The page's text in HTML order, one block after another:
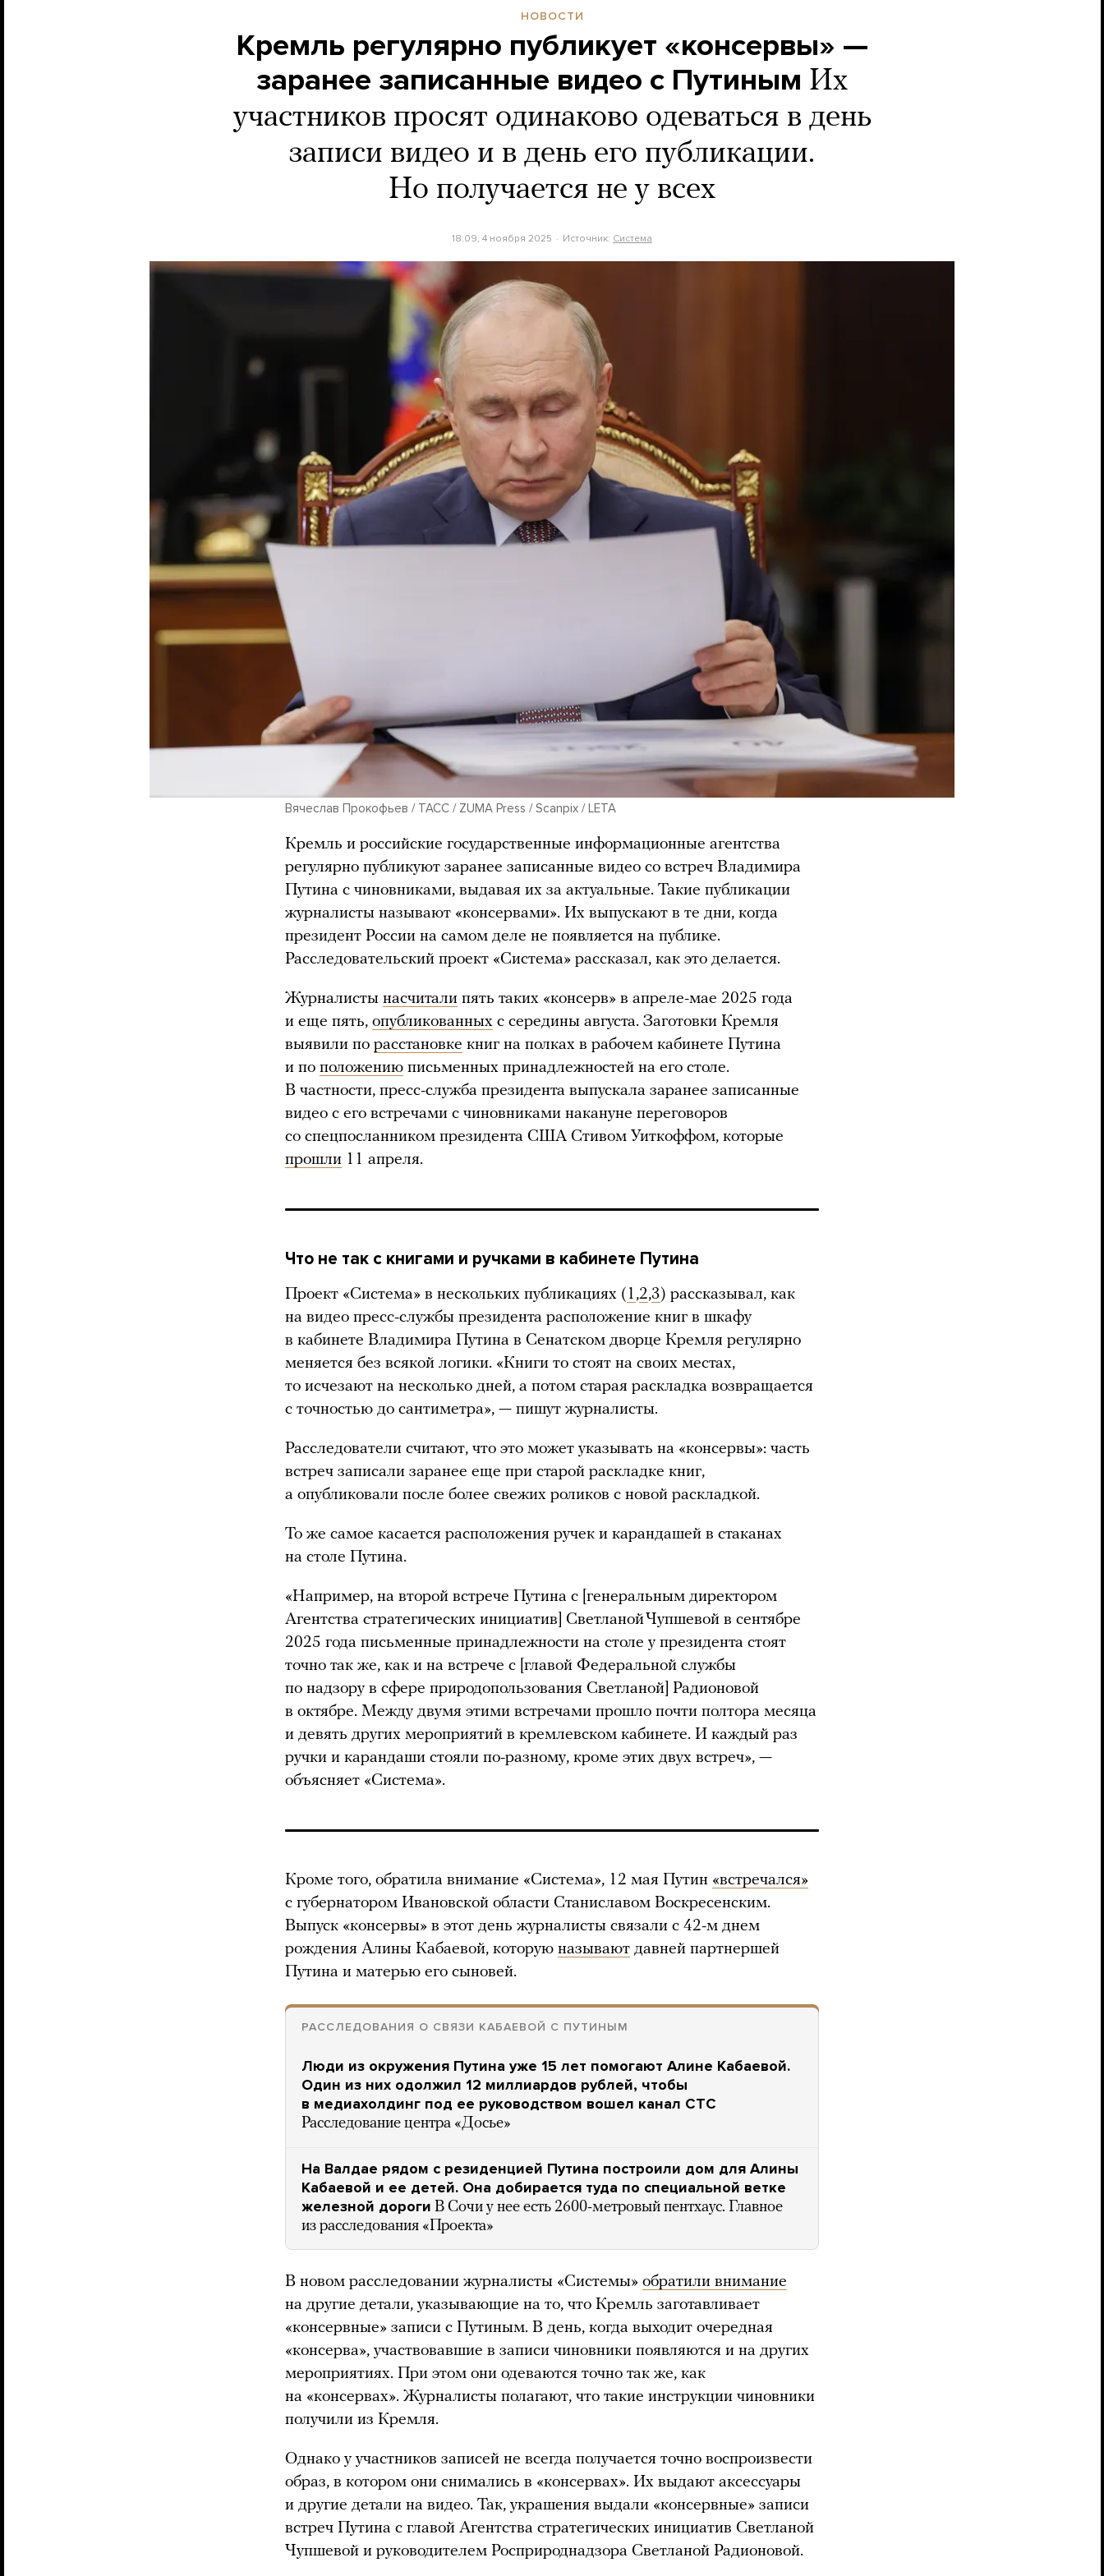
НОВОСТИ
Кремль регулярно публикует «консервы» —
заранее записанные видео с Путиным Их
участников просят одинаково одеваться в день
записи видео и в день его публикации.
Но получается не у всех
18:09, 4 ноября 2025 Источник: Система
Вячеслав Прокофьев / ТАСС / ZUMA Press / Scanpix / LETA
Кремль и российские государственные информационные агентства
регулярно публикуют заранее записанные видео со встреч Владимира
Путина с чиновниками, выдавая их за актуальные. Такие публикации
журналисты называют «консервами». Их выпускают в те дни, когда
президент России на самом деле не появляется на публике.
Расследовательский проект «Система» рассказал, как это делается.
Журналисты насчитали пять таких «консерв» в апреле-мае 2025 года
и еще пять, опубликованных с середины августа. Заготовки Кремля
выявили по расстановке книг на полках в рабочем кабинете Путина
и по положению письменных принадлежностей на его столе.
В частности, пресс-служба президента выпускала заранее записанные
видео с его встречами с чиновниками накануне переговоров
со спецпосланником президента США Стивом Уиткоффом, которые
прошли 11 апреля.
Что не так с книгами и ручками в кабинете Путина
Проект «Система» в нескольких публикациях ( 1 ,2,3) рассказывал, как
на видео пресс-службы президента расположение книг в шкафу
в кабинете Владимира Путина в Сенатском дворце Кремля регулярно
меняется без всякой логики. «Книги то стоят на своих местах,
то исчезают на несколько дней, а потом старая раскладка возвращается
с точностью до сантиметра», — пишут журналисты.
Расследователи считают, что это может указывать на «консервы»: часть
встреч записали заранее еще при старой раскладке книг,
а опубликовали после более свежих роликов с новой раскладкой.
То же самое касается расположения ручек и карандашей в стаканах
на столе Путина.
«Например, на второй встрече Путина с [генеральным директором
Агентства стратегических инициатив] Светланой Чупшевой в сентябре
2025 года письменные принадлежности на столе у президента стоят
точно так же, как и на встрече с [главой Федеральной службы
по надзору в сфере природопользования Светланой] Радионовой
в октябре. Между двумя этими встречами прошло почти полтора месяца
и девять других мероприятий в кремлевском кабинете. И каждый раз
ручки и карандаши стояли по-разному, кроме этих двух встреч», —
объясняет «Система».
Кроме того, обратила внимание «Система», 12 мая Путин «встречался»
с губернатором Ивановской области Станиславом Воскресенским.
Выпуск «консервы» в этот день журналисты связали с 42-м днем
рождения Алины Кабаевой, которую называют давней партнершей
Путина и матерью его сыновей.
РАССЛЕДОВАНИЯ О СВЯЗИ КАБАЕВОЙ С ПУТИНЫМ
Люди из окружения Путина уже 15 лет помогают Алине Кабаевой.
Один из них одолжил 12 миллиардов рублей, чтобы
в медиахолдинг под ее руководством вошел канал СТС
Расследование центра «Досье»
На Валдае рядом с резиденцией Путина построили дом для Алины
Кабаевой и ее детей. Она добирается туда по специальной ветке
железной дороги В Сочи у нее есть 2600-метровый пентхаус. Главное
из расследования «Проекта»
В новом расследовании журналисты «Системы» обратили внимание
на другие детали, указывающие на то, что Кремль заготавливает
«консервные» записи с Путиным. В день, когда выходит очередная
«консерва», участвовавшие в записи чиновники появляются и на других
мероприятиях. При этом они одеваются точно так же, как
на «консервах». Журналисты полагают, что такие инструкции чиновники
получили из Кремля.
Однако у участников записей не всегда получается точно воспроизвести
образ, в котором они снимались в «консервах». Их выдают аксессуары
и другие детали на видео. Так, украшения выдали «консервные» записи
встреч Путина с главой Агентства стратегических инициатив Светланой
Чупшевой и руководителем Росприроднадзора Светланой Радионовой.